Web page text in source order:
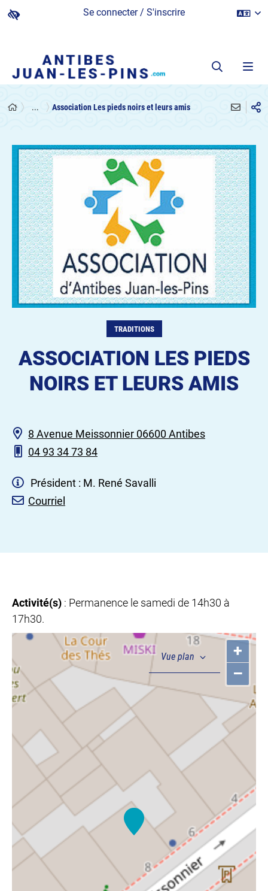
Se connecter / S'inscrire
... Association Les pieds noirs et leurs amis
TRADITIONS
ASSOCIATION LES PIEDS
NOIRS ET LEURS AMIS
8 Avenue Meissonnier 06600 Antibes
04 93 34 73 84
Président : M. René Savalli
Courriel
Activité(s) : Permanence le samedi de 14h30 à
17h30.
+
–